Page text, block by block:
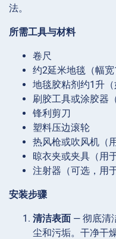
法。
所需工具与材料
卷尺
约2延米地毯（幅宽
地毯胶粘剂约1升（
刷胶工具或涂胶器
锋利剪刀
塑料压边滚轮
热风枪或吹风机（
晾衣夹或夹具（用
注射器（可选，用
安装步骤
清洁表面 — 彻底清
尘和污垢。干净干